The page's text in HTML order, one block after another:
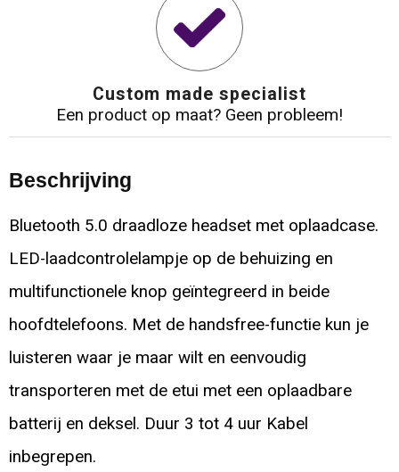
Custom made specialist
Een product op maat? Geen probleem!
Beschrijving
Bluetooth 5.0 draadloze headset met oplaadcase.
LED-laadcontrolelampje op de behuizing en
multifunctionele knop geïntegreerd in beide
hoofdtelefoons. Met de handsfree-functie kun je
luisteren waar je maar wilt en eenvoudig
transporteren met de etui met een oplaadbare
batterij en deksel. Duur 3 tot 4 uur Kabel
inbegrepen.